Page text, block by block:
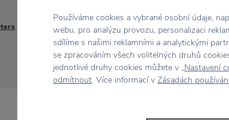
Používáme cookies a vybrané osobní údaje,
webu, pro analýzu provozu, personalizaci
sdílíme s našimi reklamními a analytickými
se zpracováním všech volitelných druhů
jednotlivé druhy cookies můžete v „Nastavení
odmítnout. Více informací v Zásadách